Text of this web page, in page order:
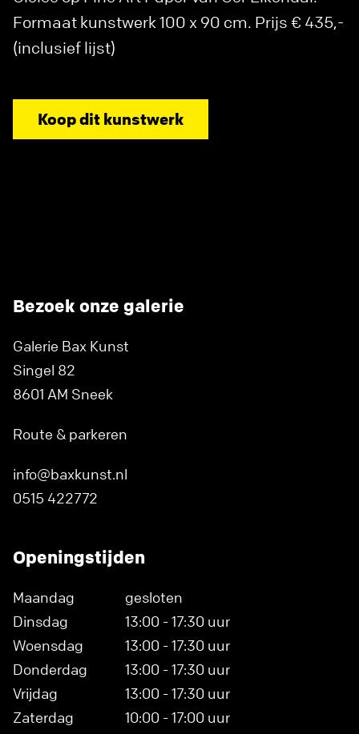
Formaat kunstwerk 100 x 90 cm. Prijs € 435,-
(inclusief lijst)
Koop dit kunstwerk
Bezoek onze galerie
Galerie Bax Kunst
Singel 82
8601 AM Sneek
Route & parkeren
info@baxkunst.nl
0515 422772
Openingstijden
Maandag
gesloten
Dinsdag
13:00 - 17:30 uur
Woensdag
13:00 - 17:30 uur
Donderdag
13:00 - 17:30 uur
Vrijdag
13:00 - 17:30 uur
Zaterdag
10:00 - 17:00 uur